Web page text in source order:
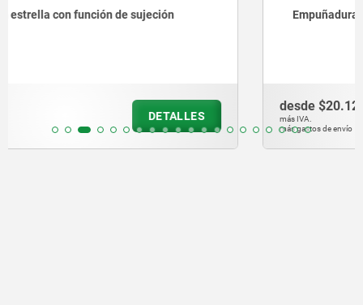
Empuñaduras en cruz
más gastos de envío
DETALLES